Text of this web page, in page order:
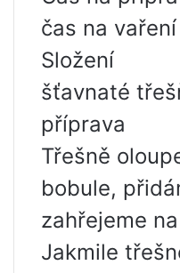
čas na vaření
Složení
šťavnaté
příprava
Třešně
bobule,
zahřejeme
Jakmile